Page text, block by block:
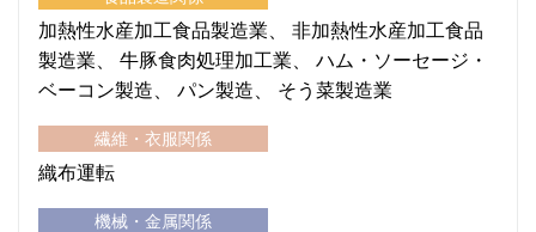
加熱性水産加工食品製造業
非加熱性水産加工食品
製造業
牛豚食肉処理加工業
ハム・ソーセージ・
ベーコン製造
パン製造 そう菜製造業
繊維・衣服関係
織布運転
機械・金属関係